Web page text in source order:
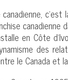
canadienne
en Côte
des
le Canada et